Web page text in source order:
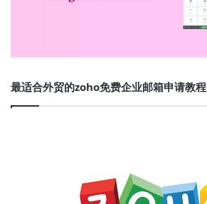
最适合外贸的zoho免费企业邮箱申请教程